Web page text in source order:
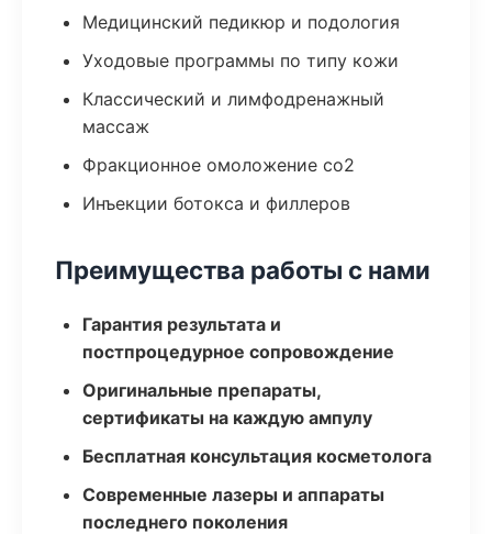
Медицинский педикюр и подология
Уходовые программы по типу кожи
Классический и лимфодренажный
массаж
Фракционное омоложение co2
Инъекции ботокса и филлеров
Преимущества работы с нами
Гарантия результата и
постпроцедурное сопровождение
Оригинальные препараты,
сертификаты на каждую ампулу
Бесплатная консультация косметолога
Современные лазеры и аппараты
последнего поколения